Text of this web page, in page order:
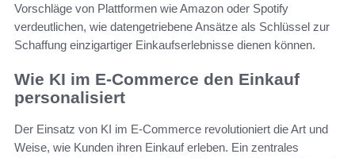
Vorschläge von Plattformen wie Amazon oder Spotify
verdeutlichen, wie datengetriebene Ansätze als Schlüssel zur
Schaffung einzigartiger Einkaufserlebnisse dienen können.
Wie KI im E-Commerce den Einkauf
personalisiert
Der Einsatz von KI im E-Commerce revolutioniert die Art und
Weise, wie Kunden ihren Einkauf erleben. Ein zentrales